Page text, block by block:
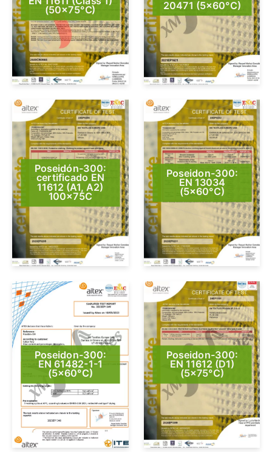
(50×75°C) 20471 (5×60°C)
Poseidón-300:
certificado EN
11612 (A1, A2)
100x75C
Poseidon-300:
EN 13034
(5×60°C)
Poseidon-300:
EN 61482-1-1
(5×60°C)
Poseidon-300:
EN 11612 (D1)
(5×75°C)